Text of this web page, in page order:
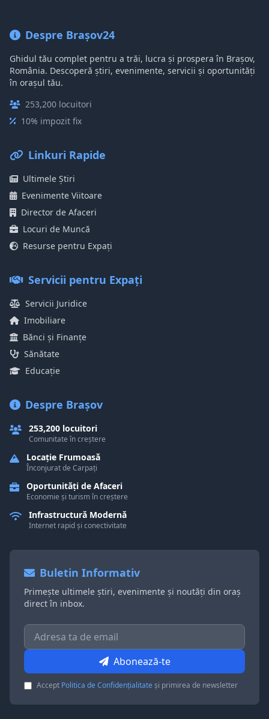
Despre Brașov24
Ghidul tău complet pentru a trăi, lucra și prospera în Brașov,
România. Descoperă știri, evenimente, servicii și oportunități
în orașul tău.
253,200 locuitori
10% impozit fix
Linkuri Rapide
Ultimele Știri
Evenimente Viitoare
Director de Afaceri
Locuri de Muncă
Resurse pentru Expați
Servicii pentru Expați
Servicii Juridice
Imobiliare
Bănci și Finanțe
Sănătate
Educație
Despre Brașov
253,200 locuitori
Comunitate în creștere
Locație Frumoasă
Înconjurat de Carpați
Oportunități de Afaceri
Economie și turism în creștere
Infrastructură Modernă
Internet rapid și conectivitate
Buletin Informativ
Primește ultimele știri, evenimente și noutăți din oraș
direct în inbox.
Abonează-te
Accept Politica de Confidențialitateși primirea de newsletter